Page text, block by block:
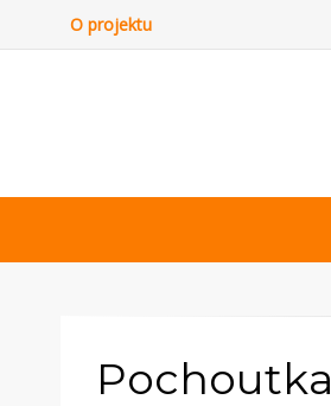
O projektu
Pochoutka